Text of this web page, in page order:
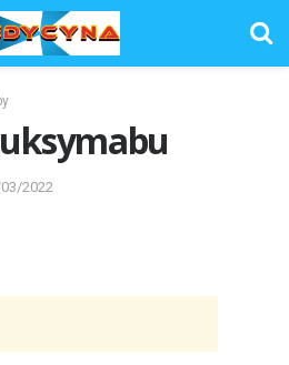
2022